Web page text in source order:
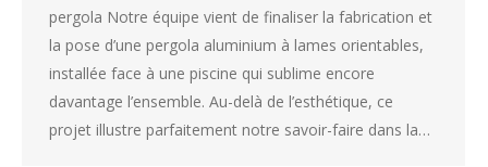
pergola Notre équipe vient de finaliser la fabrication et
la pose d’une pergola aluminium à lames orientables,
installée face à une piscine qui sublime encore
davantage l’ensemble. Au-delà de l’esthétique, ce
projet illustre parfaitement notre savoir-faire dans la…